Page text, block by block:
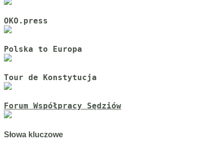
OKO.press
Polska to Europa
Tour de Konstytucja
Forum Współpracy Sędziów
Słowa kluczowe